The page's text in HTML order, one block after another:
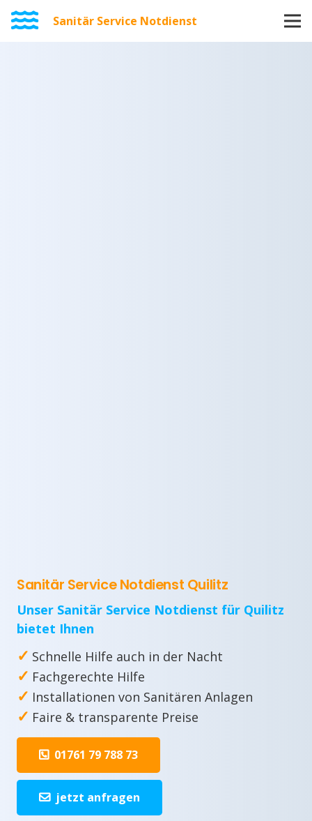
Sanitär Service Notdienst
Sanitär Service Notdienst Quilitz
Unser Sanitär Service Notdienst für Quilitz
bietet Ihnen
✓ Schnelle Hilfe auch in der Nacht
✓ Fachgerechte Hilfe
✓ Installationen von Sanitären Anlagen
✓ Faire & transparente Preise
01761 79 788 73
jetzt anfragen